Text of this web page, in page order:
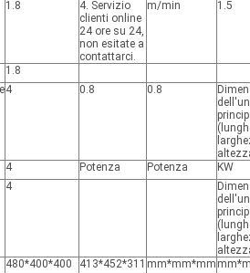
1.8
4. Servizio
clienti online
24 ore su 24,
non esitate a
contattarci.
m/min 1.5
1.8
4 0.8 0.8
4 Potenza Potenza
KW
4
480*400*400 413*452*311 mm*mm*mm